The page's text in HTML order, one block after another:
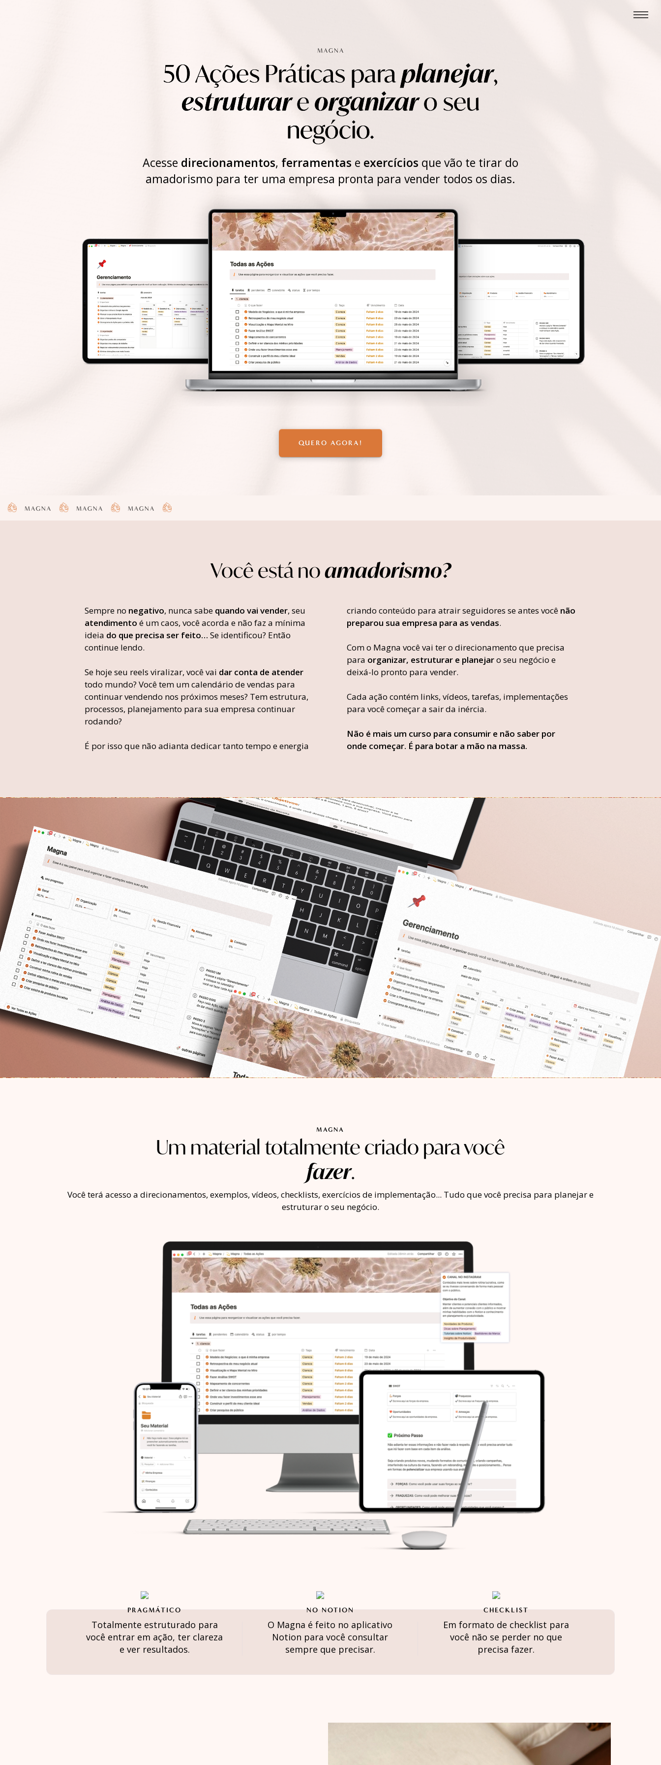
MAGNA
50 Ações Práticas paraplanejar,
estruturareorganizaro seu
negócio.
Acesse direcionamentos, ferramentas e exercícios que vão te tirar do
amadorismo para ter uma empresa pronta para vender todos os dias.
QUERO AGORA!
MAGNA MAGNA MAGNA
Você está noamadorismo?
Sempre no negativo, nunca sabe quando vai vender, seu
atendimento é um caos, você acorda e não faz a mínima
ideia do que precisa ser feito… Se identificou? Então
continue lendo.
Se hoje seu reels viralizar, você vai dar conta de atender
todo mundo? Você tem um calendário de vendas para
continuar vendendo nos próximos meses? Tem estrutura,
processos, planejamento para sua empresa continuar
rodando?
É por isso que não adianta dedicar tanto tempo e energia
criando conteúdo para atrair seguidores se antes você não
preparou sua empresa para as vendas.
Com o Magna você vai ter o direcionamento que precisa
para organizar, estruturar e planejaro seu negócio e
deixá-lo pronto para vender.
Cada ação contém links, vídeos, tarefas, implementações
para você começar a sair da inércia.
Não é mais um curso para consumir e não saber por
onde começar. É para botar a mão na massa.
MAGNA
Um material totalmente criado para você
fazer.
Você terá acesso a direcionamentos, exemplos, vídeos, checklists, exercícios de implementação... Tudo que você precisa para planejar e
estruturar o seu negócio.
PRAGMÁTICO
Totalmente estruturado para
você entrar em ação, ter clareza
e ver resultados.
NO NOTION
O Magna é feito no aplicativo
Notion para você consultar
sempre que precisar.
CHECKLIST
Em formato de checklist para
você não se perder no que
precisa fazer.